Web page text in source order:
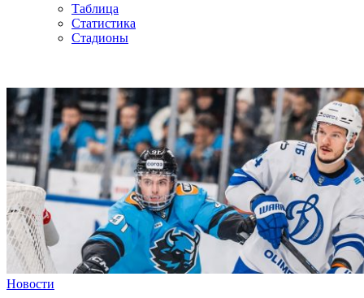
Таблица
Статистика
Стадионы
Новости